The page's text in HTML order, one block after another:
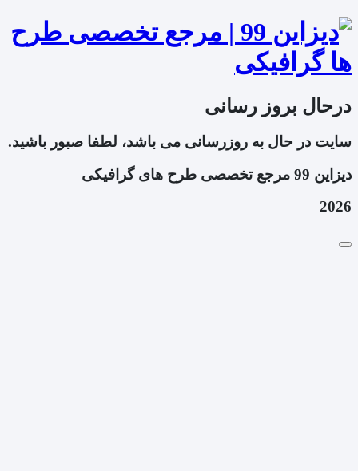
درحال بروز رسانی
سایت در حال به روزرسانی می باشد، لطفا صبور باشید.
دیزاین 99 مرجع تخصصی طرح های گرافیکی
2026